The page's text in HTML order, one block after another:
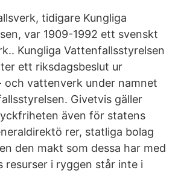
tidigare Kungliga
var 1909-1992 ett svenskt
Kungliga Vattenfallsstyrelsen
ett riksdagsbeslut ur
och vattenverk under namnet
Givetvis gäller
även för statens
rer, statliga bolag
den makt som dessa har med
resurser i ryggen står inte i